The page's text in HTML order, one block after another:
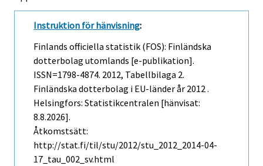
Instruktion för hänvisning:
Finlands officiella statistik (FOS): Finländska
dotterbolag utomlands [e-publikation].
ISSN=1798-4874. 2012, Tabellbilaga 2.
Finländska dotterbolag i EU-länder år 2012 .
Helsingfors: Statistikcentralen [hänvisat:
8.8.2026].
Åtkomstsätt:
http://stat.fi/til/stu/2012/stu_2012_2014-04-
17_tau_002_sv.html